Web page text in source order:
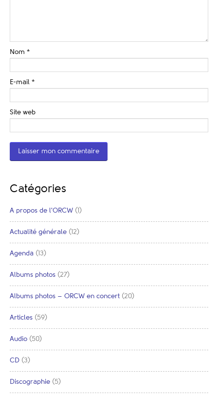
Nom *
E-mail *
Site web
Catégories
A propos de l'ORCW (1)
Actualité générale (12)
Agenda (13)
Albums photos (27)
Albums photos – ORCW en concert (20)
Articles (59)
Audio (50)
CD (3)
Discographie (5)